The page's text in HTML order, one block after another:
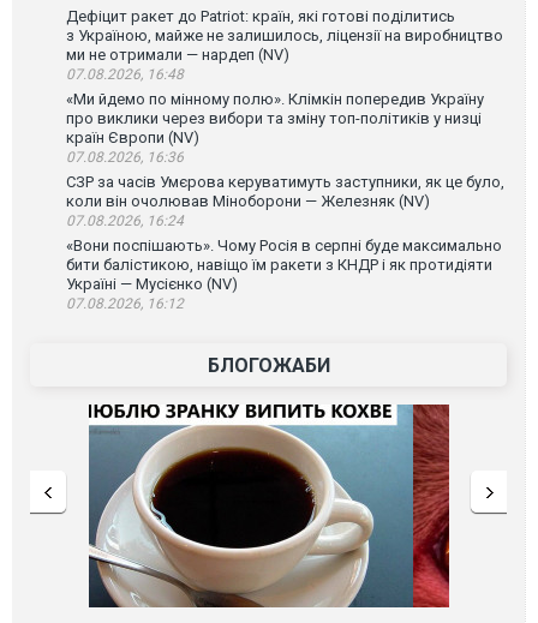
Дефіцит ракет до Patriot: країн, які готові поділитись
з Україною, майже не залишилось, ліцензії на виробництво
ми не отримали — нардеп (NV)
07.08.2026, 16:48
«Ми йдемо по мінному полю». Клімкін попередив Україну
про виклики через вибори та зміну топ-політиків у низці
країн Європи (NV)
07.08.2026, 16:36
СЗР за часів Умєрова керуватимуть заступники, як це було,
коли він очолював Міноборони — Железняк (NV)
07.08.2026, 16:24
«Вони поспішають». Чому Росія в серпні буде максимально
бити балістикою, навіщо їм ракети з КНДР і як протидіяти
Україні — Мусієнко (NV)
07.08.2026, 16:12
БЛОГОЖАБИ